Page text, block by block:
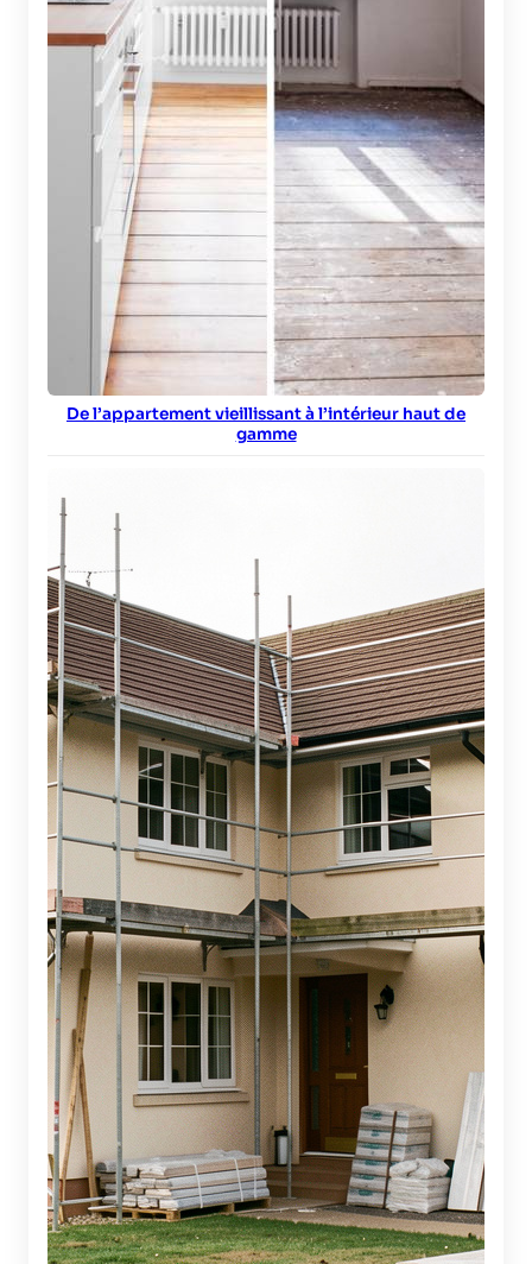
De l’appartement vieillissant à l’intérieur haut de
gamme